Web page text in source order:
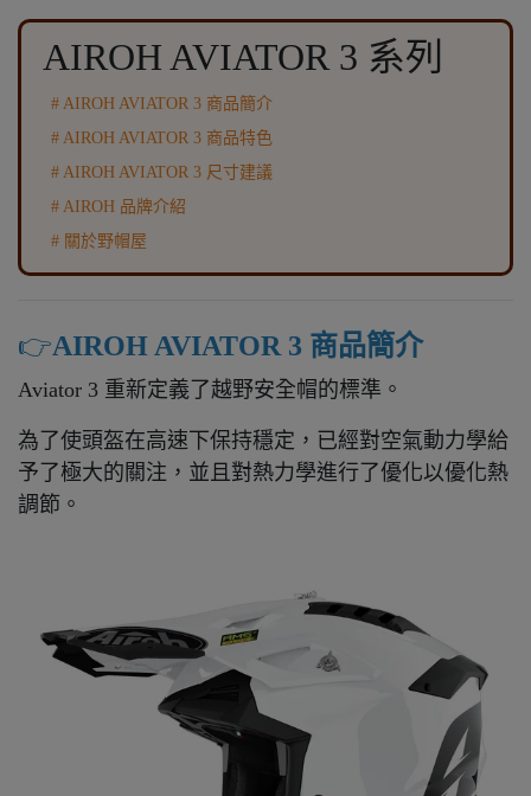
AIROH AVIATOR 3 系列
# AIROH AVIATOR 3 商品簡介
# AIROH AVIATOR 3 商品特色
# AIROH AVIATOR 3 尺寸建議
# AIROH 品牌介紹
# 關於野帽屋
👉️AIROH AVIATOR 3 商品簡介
Aviator 3 重新定義了越野安全帽的標準。
為了使頭盔在高速下保持穩定，已經對空氣動力學給
予了極大的關注，並且對熱力學進行了優化以優化熱
調節。